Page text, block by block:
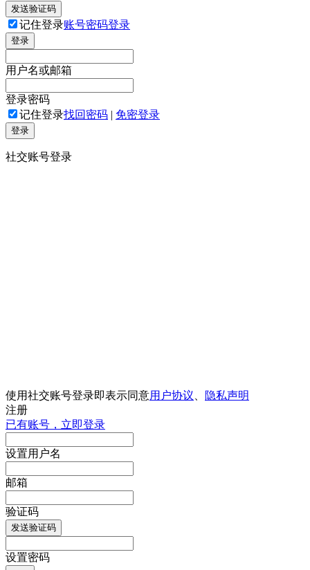
发送验证码
记住登录账号密码登录
登录
用户名或邮箱
登录密码
记住登录找回密码 | 免密登录
登录
社交账号登录
使用社交账号登录即表示同意用户协议
隐私声明
注册
已有账号，立即登录
设置用户名
邮箱
验证码
发送验证码
设置密码